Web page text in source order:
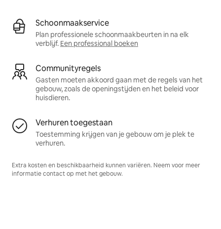
Schoonmaakservice
Plan professionele schoonmaakbeurten in na elk
verblijf. Een professional boeken
Communityregels
Gasten moeten akkoord gaan met de regels van het
gebouw, zoals de openingstijden en het beleid voor
huisdieren.
Verhuren toegestaan
Toestemming krijgen van je gebouw om je plek te
verhuren.
Extra kosten en beschikbaarheid kunnen variëren. Neem voor meer
informatie contact op met het gebouw.